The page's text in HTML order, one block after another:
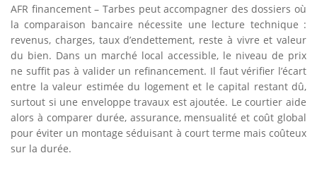
AFR financement – Tarbes peut accompagner des dossiers où
la comparaison bancaire nécessite une lecture technique :
revenus, charges, taux d’endettement, reste à vivre et valeur
du bien. Dans un marché local accessible, le niveau de prix
ne suffit pas à valider un refinancement. Il faut vérifier l’écart
entre la valeur estimée du logement et le capital restant dû,
surtout si une enveloppe travaux est ajoutée. Le courtier aide
alors à comparer durée, assurance, mensualité et coût global
pour éviter un montage séduisant à court terme mais coûteux
sur la durée.